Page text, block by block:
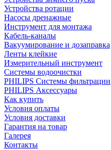
Устройства ротации
Насосы дренажные
Инструмент для монтажа
Кабель-каналы
Вакуумирование и дозаправка
Ленты клейкие
Измерительный инструмент
Системы водоочистки
PHILIPS Системы фильтрации
PHILIPS Аксессуары
Как купить
Условия оплаты
Условия доставки
Гарантия на товар
Галерея
Контакты